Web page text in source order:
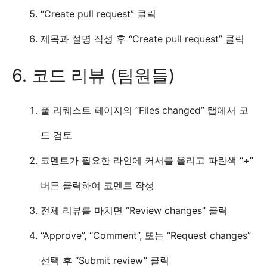
“Create pull request” 클릭
제목과 설명 작성 후 “Create pull request” 클릭
6. 코드 리뷰 (팀원들)
풀 리퀘스트 페이지의 “Files changed” 탭에서 코
드 검토
코멘트가 필요한 라인에 커서를 올리고 파란색 “+”
버튼 클릭하여 코멘트 작성
전체 리뷰를 마치면 “Review changes” 클릭
“Approve”, “Comment”, 또는 “Request changes”
선택 후 “Submit review” 클릭